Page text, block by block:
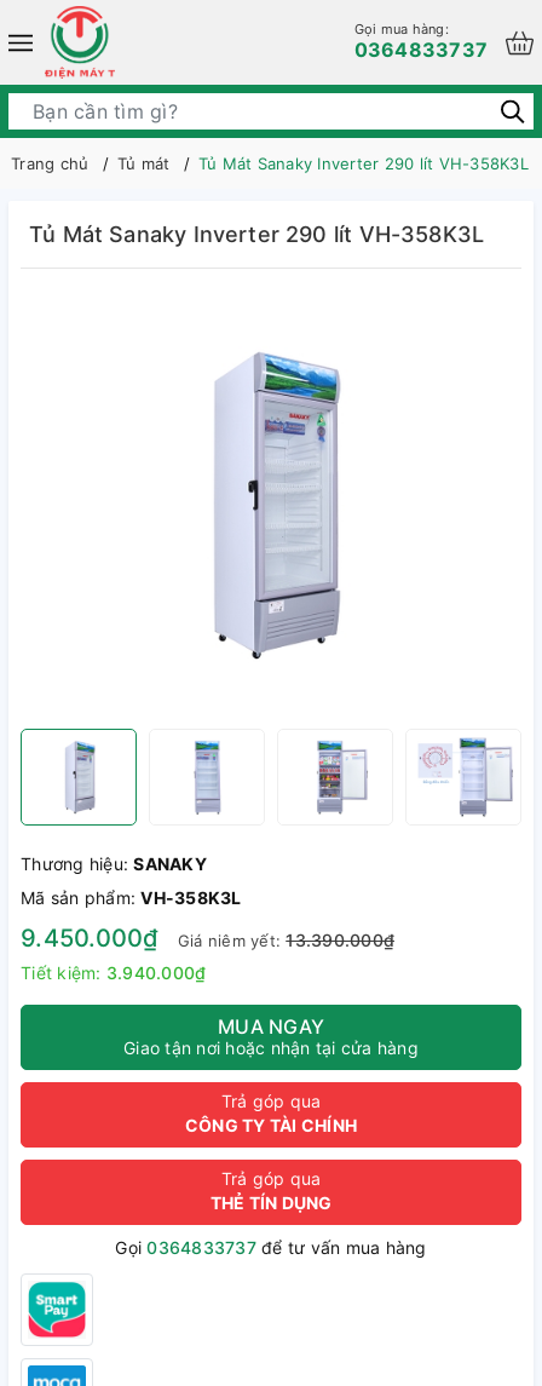
Gọi mua hàng:
0364833737
Trang chủ Tủ mát Tủ Mát Sanaky Inverter 290 lít VH-358K3L
Tủ Mát Sanaky Inverter 290 lít VH-358K3L
Thương hiệu:SANAKY
Mã sản phẩm:VH-358K3L
9.450.000₫ Giá niêm yết:13.390.000₫
Tiết kiệm: 3.940.000₫
MUA NGAY
Giao tận nơi hoặc nhận tại cửa hàng
Trả góp qua
CÔNG TY TÀI CHÍNH
Trả góp qua
THẺ TÍN DỤNG
Gọi0364833737để tư vấn mua hàng